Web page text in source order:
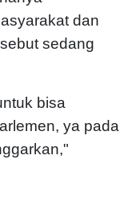
dan
sedang
bisa
ya pada